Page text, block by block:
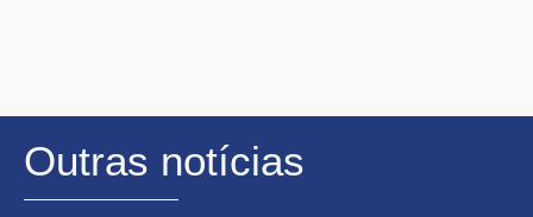
Outras notícias